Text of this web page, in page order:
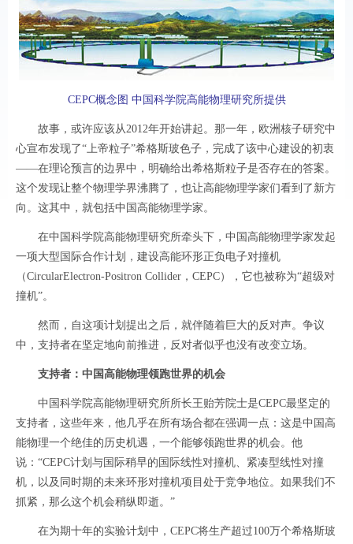
CEPC概念图 中国科学院高能物理研究所提供
故事，或许应该从2012年开始讲起。那一年，欧洲核子研究中
心宣布发现了“上帝粒子”希格斯玻色子，完成了该中心建设的初衷
——在理论预言的边界中，明确给出希格斯粒子是否存在的答案。
这个发现让整个物理学界沸腾了，也让高能物理学家们看到了新方
向。这其中，就包括中国高能物理学家。
在中国科学院高能物理研究所牵头下，中国高能物理学家发起
一项大型国际合作计划，建设高能环形正负电子对撞机
（CircularElectron-Positron Collider，CEPC），它也被称为“超级对
撞机”。
然而，自这项计划提出之后，就伴随着巨大的反对声。争议
中，支持者在坚定地向前推进，反对者似乎也没有改变立场。
支持者：中国高能物理领跑世界的机会
中国科学院高能物理研究所所长王贻芳院士是CEPC最坚定的
支持者，这些年来，他几乎在所有场合都在强调一点：这是中国高
能物理一个绝佳的历史机遇，一个能够领跑世界的机会。他
说：“CEPC计划与国际稍早的国际线性对撞机、紧凑型线性对撞
机，以及同时期的未来环形对撞机项目处于竞争地位。如果我们不
抓紧，那么这个机会稍纵即逝。”
在为期十年的实验计划中，CEPC将生产超过100万个希格斯玻